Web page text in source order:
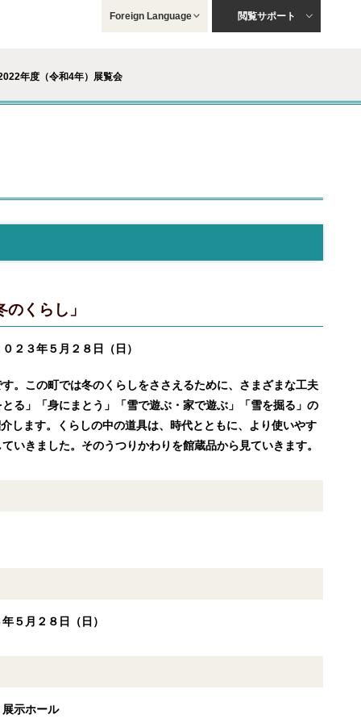
閲覧サポート
Foreign Language
年度（令和4年）展覧会
くらし」
２３年５月２８日（日）
。この町では冬のくらしをささえるために、さまざまな工夫
る」「身にまとう」「雪で遊ぶ・家で遊ぶ」「雪を掘る」の
します。くらしの中の道具は、時代とともに、より使いやす
いきました。そのうつりかわりを館蔵品から見ていきます。
５月２８日（日）
示ホール